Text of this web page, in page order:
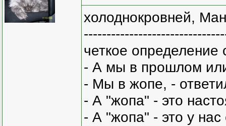
холоднокровней,
четкое
- А мы в прошлом
- Мы в жопе, -
- А "жопа" - это
- А "жопа" - это у